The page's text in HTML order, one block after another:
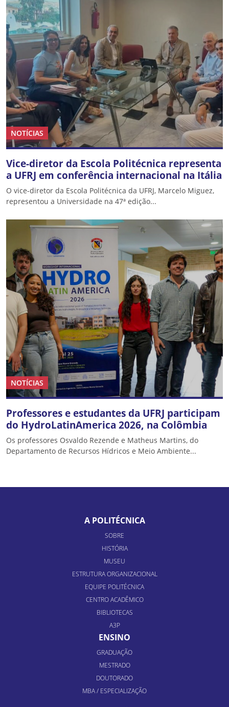
NOTÍCIAS
Vice-diretor da Escola Politécnica representa
a UFRJ em conferência internacional na Itália
O vice-diretor da Escola Politécnica da UFRJ, Marcelo Miguez,
representou a Universidade na 47ª edição...
NOTÍCIAS
Professores e estudantes da UFRJ participam
do HydroLatinAmerica 2026, na Colômbia
Os professores Osvaldo Rezende e Matheus Martins, do
Departamento de Recursos Hídricos e Meio Ambiente...
A POLITÉCNICA
SOBRE
HISTÓRIA
MUSEU
ESTRUTURA ORGANIZACIONAL
EQUIPE POLITÉCNICA
CENTRO ACADÊMICO
BIBLIOTECAS
A3P
ENSINO
GRADUAÇÃO
MESTRADO
DOUTORADO
MBA / ESPECIALIZAÇÃO